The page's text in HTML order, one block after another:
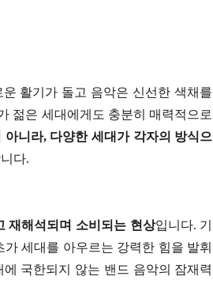
활기가 돌고 음악은 신선한 색채를
젊은 세대에게도 충분히 매력적으로
아니라, 다양한 세대가 각자의 방식으
다.
재해석되며 소비되는 현상입니다. 기
세대를 아우르는 강력한 힘을 발휘
국한되지 않는 밴드 음악의 잠재력